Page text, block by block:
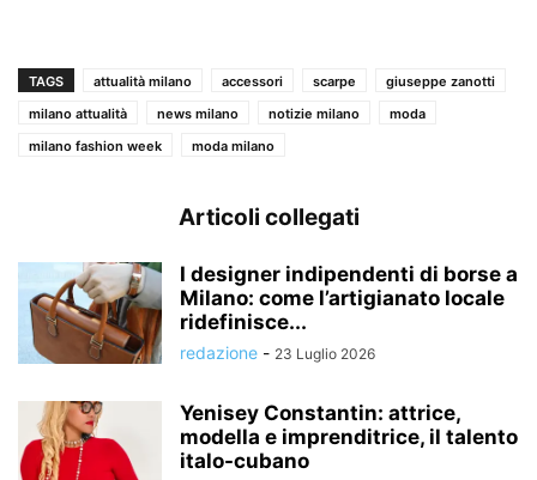
TAGS attualità milano accessori scarpe
giuseppe zanotti
milano attualità
news milano notizie milano
moda
milano fashion week
moda milano
Articoli collegati
I designer indipendenti di borse a
Milano: come l’artigianato locale
ridefinisce...
redazione - 23 Luglio 2026
Yenisey Constantin: attrice,
modella e imprenditrice, il talento
italo-cubano